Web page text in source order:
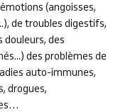
(angoisses,
de troubles digestifs,
douleurs, des
des problèmes de
auto-immunes,
drogues,